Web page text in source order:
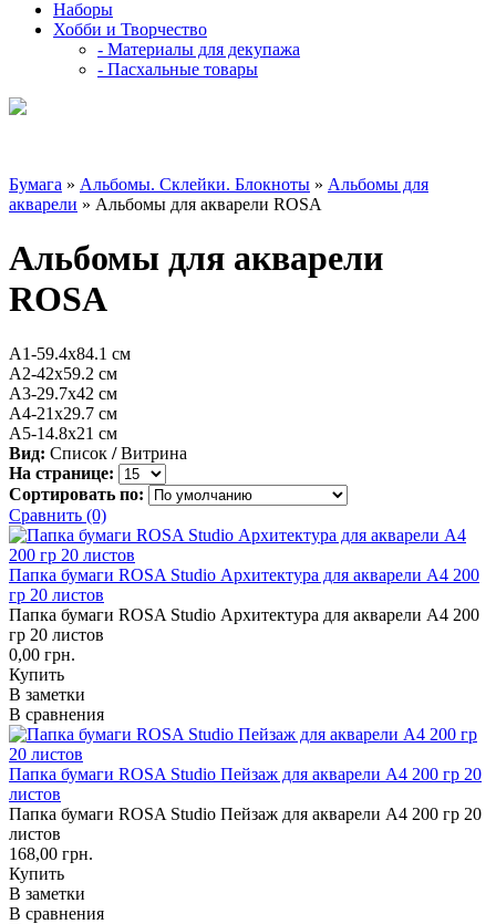
Наборы
Хобби и Творчество
- Материалы для декупажа
- Пасхальные товары
Бумага » Альбомы. Склейки. Блокноты » Альбомы для
акварели » Альбомы для акварели ROSA
Альбомы для акварели
ROSA
А1-59.4х84.1 см
А2-42х59.2 см
А3-29.7х42 см
А4-21х29.7 см
А5-14.8х21 см
Вид: Список / Витрина
На странице:
Сортировать по:
Сравнить (0)
Папка бумаги ROSA Studio Архитектура для акварели А4 200
гр 20 листов
Папка бумаги ROSA Studio Архитектура для акварели А4 200
гр 20 листов
0,00 грн.
Купить
В заметки
В сравнения
Папка бумаги ROSA Studio Пейзаж для акварели А4 200 гр 20
листов
Папка бумаги ROSA Studio Пейзаж для акварели А4 200 гр 20
листов
168,00 грн.
Купить
В заметки
В сравнения